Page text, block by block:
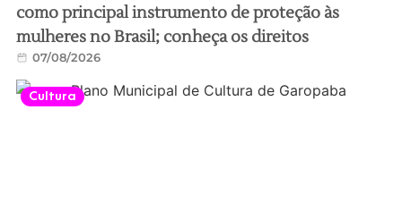
como principal instrumento de proteção às
mulheres no Brasil; conheça os direitos
07/08/2026
Cultura